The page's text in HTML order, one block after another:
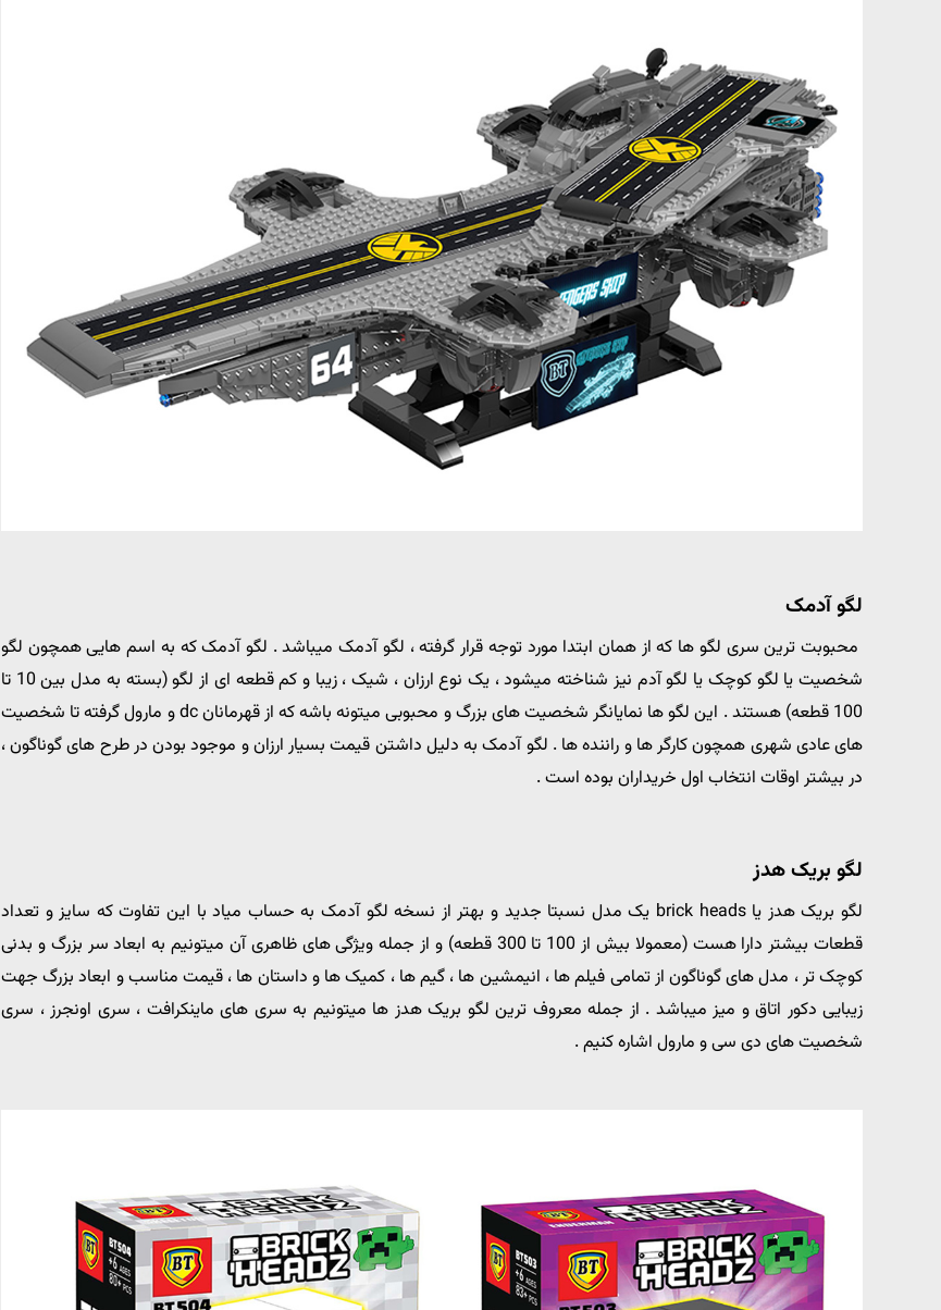
لگو آدمک
محبوبت ترین سری لگو ها که از همان ابتدا مورد توجه قرار گرفته ، لگو آدمک میباشد . لگو آدمک که به اسم هایی همچون لگو
شخصیت یا لگو کوچک یا لگو آدم نیز شناخته میشود ، یک نوع ارزان ، شیک ، زیبا و کم قطعه ای از لگو (بسته به مدل بین 10 تا
100 قطعه) هستند . این لگو ها نمایانگر شخصیت های بزرگ و محبوبی میتونه باشه که از قهرمانان dc و مارول گرفته تا شخصیت
های عادی شهری همچون کارگر ها و راننده ها . لگو آدمک به دلیل داشتن قیمت بسیار ارزان و موجود بودن در طرح های گوناگون ،
در بیشتر اوقات انتخاب اول خریداران بوده است .
لگو بریک هدز
لگو بریک هدز یا brick heads یک مدل نسبتا جدید و بهتر از نسخه لگو آدمک به حساب میاد با این تفاوت که سایز و تعداد
قطعات بیشتر دارا هست (معمولا بیش از 100 تا 300 قطعه) و از جمله ویژگی های ظاهری آن میتونیم به ابعاد سر بزرگ و بدنی
کوچک تر ، مدل های گوناگون از تمامی فیلم ها ، انیمشین ها ، گیم ها ، کمیک ها و داستان ها ، قیمت مناسب و ابعاد بزرگ جهت
زیبایی دکور اتاق و میز میباشد . از جمله معروف ترین لگو بریک هدز ها میتونیم به سری های ماینکرافت ، سری اونجرز ، سری
شخصیت های دی سی و مارول اشاره کنیم .